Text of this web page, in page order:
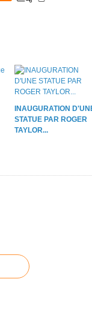
INAUGURATION
STATUE PAR ROGER
TAYLOR...